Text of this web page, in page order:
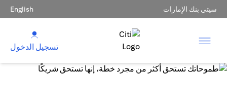
سيتي بنك الإمارات English
تسجيل الدخول